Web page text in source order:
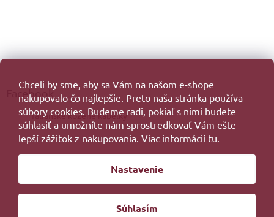
Chceli by sme, aby sa Vám na našom e-shope
nakupovalo čo najlepšie. Preto naša stránka používa
súbory cookies. Budeme radi, pokiaľ s nimi budete
súhlasiť a umožníte nám sprostredkovať Vám ešte
lepší zážitok z nakupovania. Viac informácií tu.
Nastavenie
Súhlasím
Facebook
Talianske kožené kabelky
Vytvoril Shoptet
Copyright 2026. Všetky práva vyhradené.
Redesign byFilipesmedia 🧡